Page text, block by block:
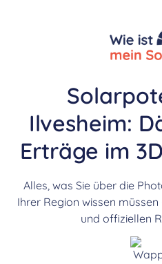
Ilvesheim:
Erträge im
Alles, was Sie über die
Ihrer Region wissen
und offiziellen